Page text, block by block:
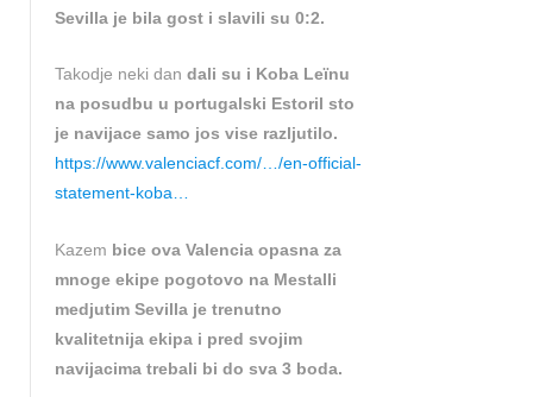
Sevilla je bila gost i slavili su 0:2.
Takodje neki dan dali su i Koba Leïnu
na posudbu u portugalski Estoril sto
je navijace samo jos vise razljutilo.
https://www.valenciacf.com/…/en-official-
statement-koba…
Kazem bice ova Valencia opasna za
mnoge ekipe pogotovo na Mestalli
medjutim Sevilla je trenutno
kvalitetnija ekipa i pred svojim
navijacima trebali bi do sva 3 boda.